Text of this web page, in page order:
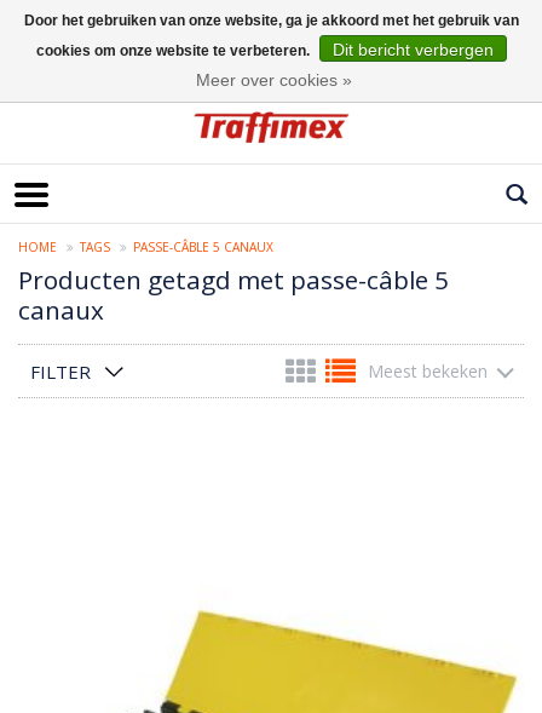
HOME TAGS PASSE-CÂBLE 5 CANAUX
Producten getagd met passe-câble 5
canaux
FILTER Meest bekeken
Door het gebruiken van onze website, ga je akkoord met het gebruik van
cookies om onze website te verbeteren.
Dit bericht verbergen
Meer over cookies »